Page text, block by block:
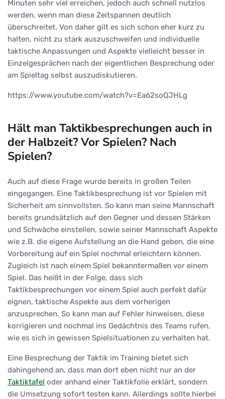
Minuten sehr viel erreichen, jedoch auch schnell nutzlos
werden, wenn man diese Zeitspannen deutlich
überschreitet. Von daher gilt es sich schon eher kurz zu
halten, nicht zu stark auszuschweifen und individuelle
taktische Anpassungen und Aspekte vielleicht besser in
Einzelgesprächen nach der eigentlichen Besprechung oder
am Spieltag selbst auszudiskutieren.
https://www.youtube.com/watch?v=Ea62soQJHLg
Hält man Taktikbesprechungen auch in
der Halbzeit? Vor Spielen? Nach
Spielen?
Auch auf diese Frage wurde bereits in großen Teilen
eingegangen. Eine Taktikbesprechung ist vor Spielen mit
Sicherheit am sinnvollsten. So kann man seine Mannschaft
bereits grundsätzlich auf den Gegner und dessen Stärken
und Schwäche einstellen, sowie seiner Mannschaft Aspekte
wie z.B. die eigene Aufstellung an die Hand geben, die eine
Vorbereitung auf ein Spiel nochmal erleichtern können.
Zugleich ist nach einem Spiel bekanntermaßen vor einem
Spiel. Das heißt in der Folge, dass sich
Taktikbesprechungen vor einem Spiel auch perfekt dafür
eignen, taktische Aspekte aus dem vorherigen
anzusprechen. So kann man auf Fehler hinweisen, diese
korrigieren und nochmal ins Gedächtnis des Teams rufen,
wie es sich in gewissen Spielsituationen zu verhalten hat.
Eine Besprechung der Taktik im Training bietet sich
dahingehend an, dass man dort eben nicht nur an der
Taktiktafel oder anhand einer Taktikfolie erklärt, sondern
die Umsetzung sofort testen kann. Allerdings sollte hierbei